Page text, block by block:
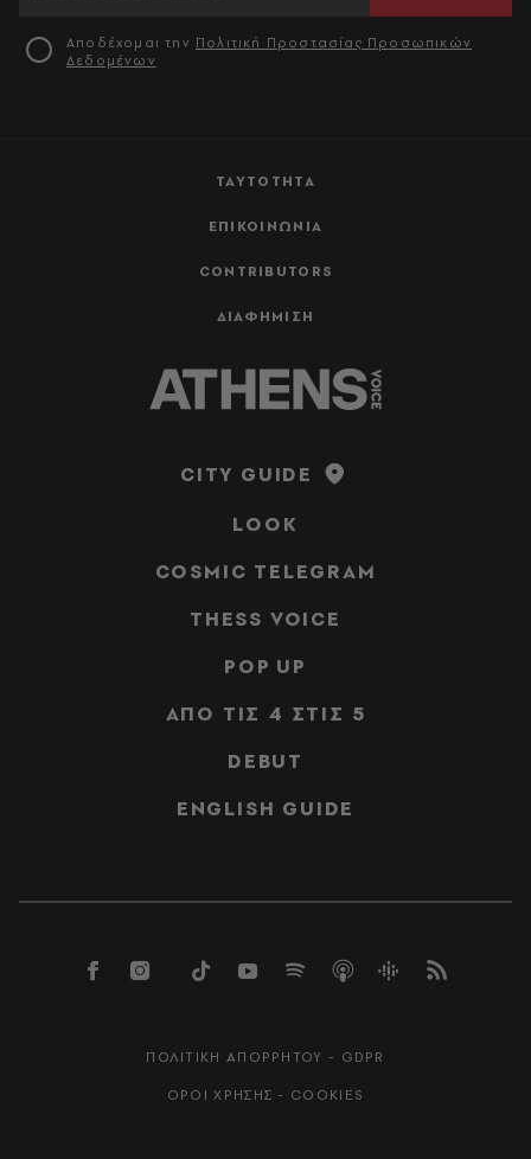
ΤΑΥΤΟΤΗΤΑ
ΕΠΙΚΟΙΝΩΝΙΑ
CONTRIBUTORS
ΔΙΑΦΗΜΙΣΗ
Αποδέχομαι την Πολιτική Προστασίας Προσωπικών
Δεδομένων
CITY GUIDE
LOOK
COSMIC TELEGRAM
THESS VOICE
POP UP
ΑΠΟ ΤΙΣ 4 ΣΤΙΣ 5
DEBUT
ENGLISH GUIDE
ΠΟΛΙΤΙΚΗ ΑΠΟΡΡΗΤΟΥ - GDPR
ΟΡΟΙ ΧΡΗΣΗΣ - COOKIES